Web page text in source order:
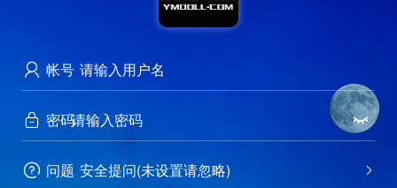
 帐号
 密码 
 问题 
安全提问(未设置请忽略)